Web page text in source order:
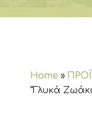
Home »
“Γλυκά